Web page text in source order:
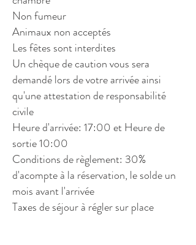
Non fumeur
Animaux non acceptés
Les fêtes sont interdites
Un chèque de caution vous sera
demandé lors de votre arrivée ainsi
qu'une attestation de responsabilité
civile
Heure d'arrivée: 17:00 et Heure de
sortie 10:00
Conditions de règlement: 30%
d'acompte à la réservation, le solde un
mois avant l'arrivée
Taxes de séjour à régler sur place